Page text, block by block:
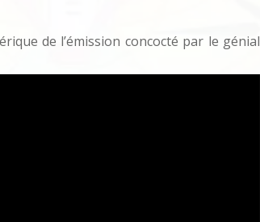
de l’émission concocté par le génial